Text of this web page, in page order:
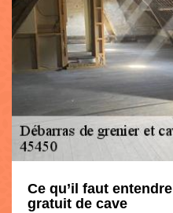
Ce qu’il faut
gratuit de cave